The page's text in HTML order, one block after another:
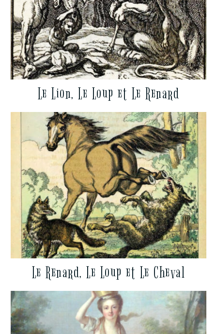
Le Lion, Le Loup et Le Renard
Le Renard, Le Loup et Le Cheval